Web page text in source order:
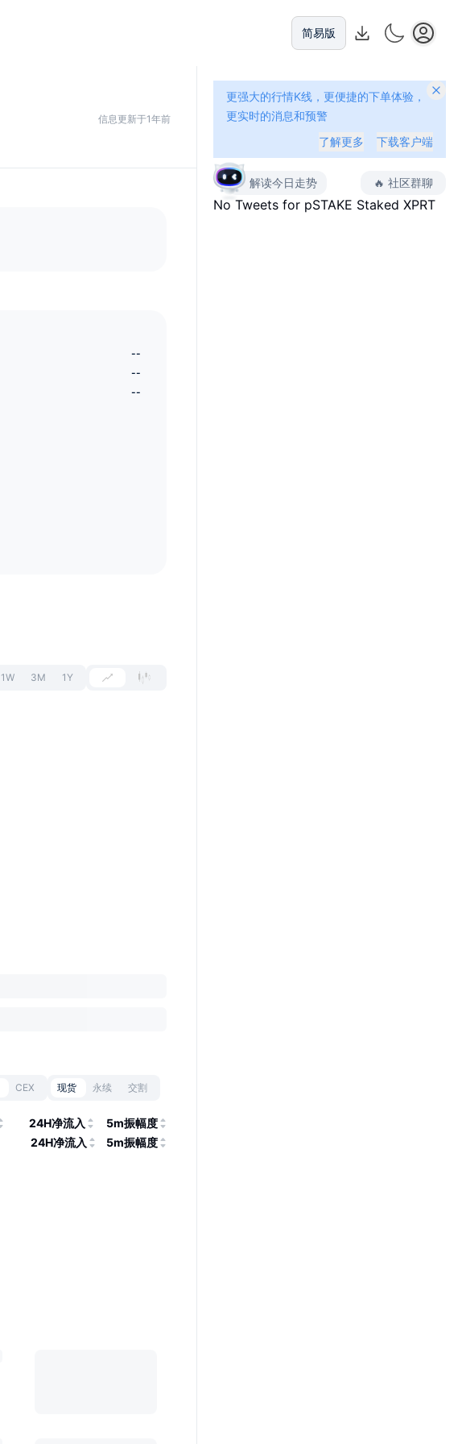
简易版
信息更新于1年前
--
--
--
1W 3M 1Y
CEX 现货 永续 交割
24H净流入
5m振幅度
24H净流入 5m振幅度
更强大的行情K线，更便捷的下单体验，
更实时的消息和预警
了解更多
下载客户端
解读今日走势 🔥 社区群聊
No Tweets for pSTAKE Staked XPRT